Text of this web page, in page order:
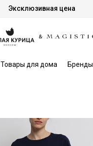
Эксклюзивная цена
Товары для дома Бренды